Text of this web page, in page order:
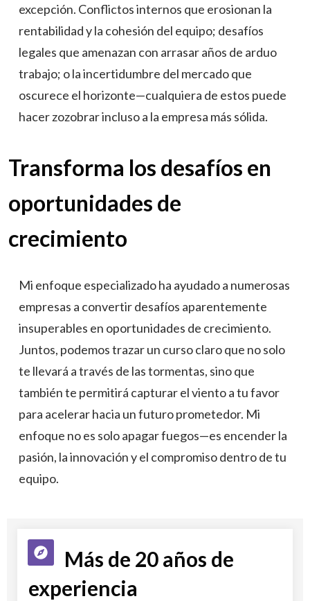
excepción. Conflictos internos que erosionan la
rentabilidad y la cohesión del equipo; desafíos
legales que amenazan con arrasar años de arduo
trabajo; o la incertidumbre del mercado que
oscurece el horizonte—cualquiera de estos puede
hacer zozobrar incluso a la empresa más sólida.
Transforma los desafíos en
oportunidades de
crecimiento
Mi enfoque especializado ha ayudado a numerosas
empresas a convertir desafíos aparentemente
insuperables en oportunidades de crecimiento.
Juntos, podemos trazar un curso claro que no solo
te llevará a través de las tormentas, sino que
también te permitirá capturar el viento a tu favor
para acelerar hacia un futuro prometedor. Mi
enfoque no es solo apagar fuegos—es encender la
pasión, la innovación y el compromiso dentro de tu
equipo.
Más de 20 años de
experiencia